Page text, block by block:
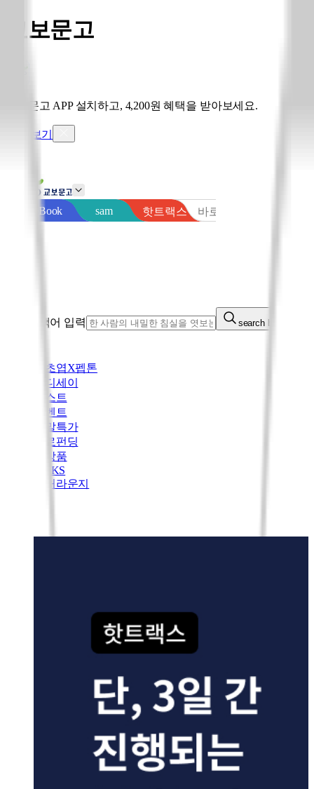
교보문고
교보문고 APP 설치하고, 4,200원 혜택을 받아보세요.
혜택 보기
eBook sam 핫트랙스 바로출판
통합검색어 입력 search button
김초엽X펩톤
오디세이
베스트
이벤트
주말특가
바로펀딩
신상품
PICKS
컬처라운지